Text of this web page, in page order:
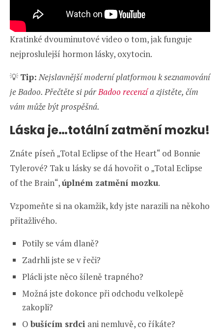
Kratinké dvouminutové video o tom, jak funguje
nejproslulejší hormon lásky, oxytocin.
💡 Tip: Nejslavnější moderní platformou k seznamování
je Badoo. Přečtěte si párBadoo recenzía zjistěte, čím
vám může být prospěšná.
Láska je…totální zatmění mozku!
Znáte píseň „Total Eclipse of the Heart“ od Bonnie
Tylerové? Tak u lásky se dá hovořit o „Total Eclipse
of the Brain“,úplném zatmění mozku.
Vzpomeňte si na okamžik, kdy jste narazili na někoho
přitažlivého.
Potily se vám dlaně?
Zadrhli jste se v řeči?
Plácli jste něco šíleně trapného?
Možná jste dokonce při odchodu velkolepě
zakopli?
O bušícím srdci ani nemluvě, co říkáte?